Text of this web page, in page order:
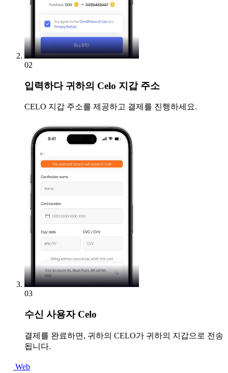
02
입력하다귀하의 Celo 지갑 주소
CELO 지갑 주소를 제공하고 결제를 진행하세요.
03
수신 사용자 Celo
결제를 완료하면, 귀하의 CELO가 귀하의 지갑으로 전송
됩니다.
Web